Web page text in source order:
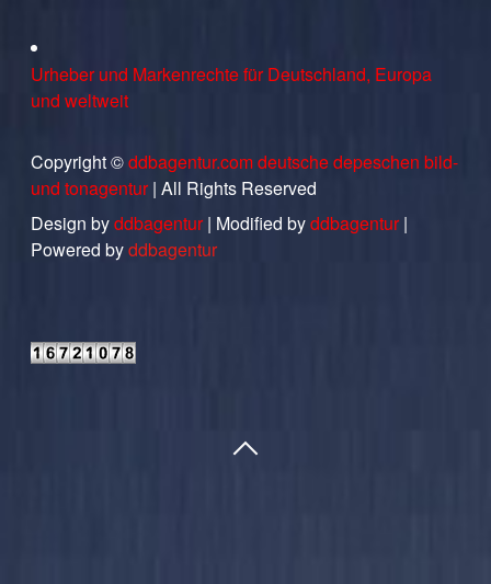
Urheber und Markenrechte für Deutschland, Europa
und weltweit
Copyright ©ddbagentur.com deutsche depeschen bild-
und tonagentur| All Rights Reserved
Design byddbagentur| Modified byddbagentur|
Powered byddbagentur